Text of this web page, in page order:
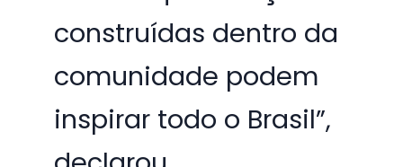
construídas dentro da
comunidade podem
inspirar todo o Brasil”,